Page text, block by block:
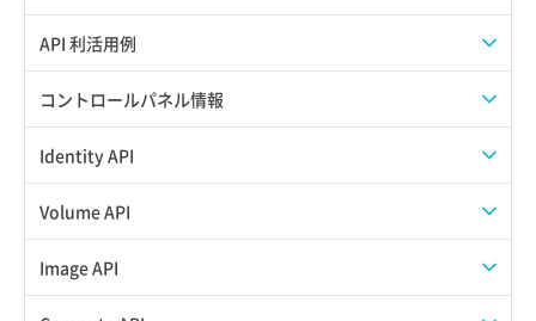
APIのご利用について
API 利活用例
APIでAPIサブユーザーを作成する
APIでVPSにISOイメージを挿入する
APIでVPSを作成する
コントロールパネル情報
APIユーザーを作成する
API情報を確認する
Identity API
Credential一覧取得
Credential作成
Credential削除
Volume API
スナップショット一覧取得
Image API